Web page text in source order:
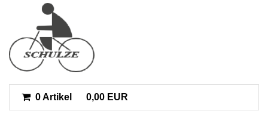
0 Artikel 0,00 EUR